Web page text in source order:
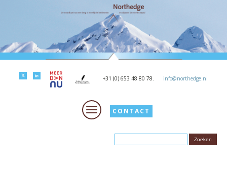
+31 (0) 653 48 80 78. info@northedge.nl
CONTACT